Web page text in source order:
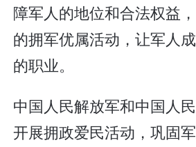
障军人的地位和合法权益
的拥军优属活动，让军人
的职业。
中国人民解放军和中国人
开展拥政爱民活动，巩固军